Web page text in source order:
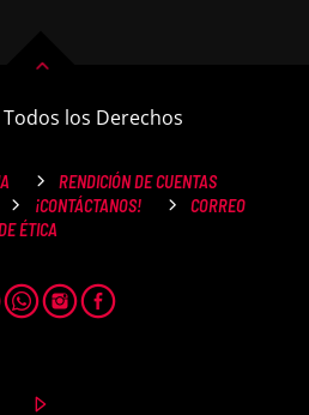
Todos los Derechos
RENDICIÓN DE CUENTAS
¡CONTÁCTANOS!
CORREO
ÉTICA